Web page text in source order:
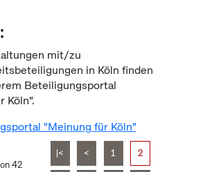
mit/zu
in Köln finden
Beteiligungsportal
Köln".
"Meinung für Köln"
42
|< < 1 2